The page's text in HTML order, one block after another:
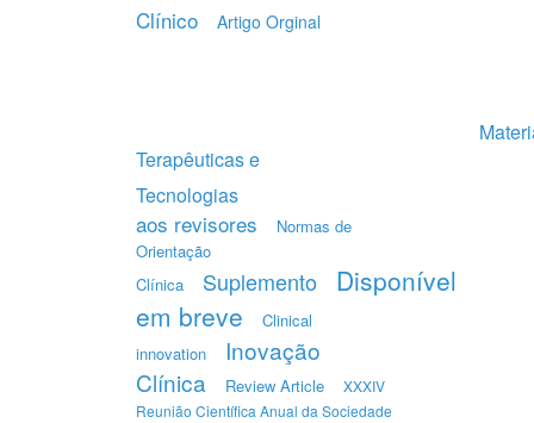
Clínico
Artigo Orginal
Terapêuticas e
Tecnologias
aos revisores
Normas de
Orientação
Clínica
Suplemento
Disponível
em breve
Clinical
innovation
Inovação
Clínica
Review Article
XXXIV
Reunião Científica Anual da Sociedade